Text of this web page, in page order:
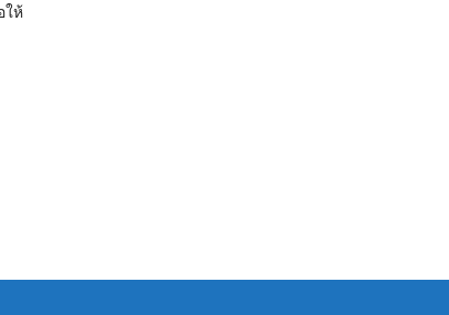
ให้